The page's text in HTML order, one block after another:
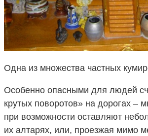
Одна из множества частных
Особенно опасными для людей
крутых поворотов» на дорогах –
при возможности оставляют
их алтарях, или, проезжая мимо